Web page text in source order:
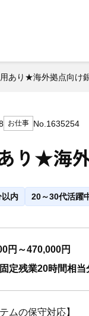
用あり★海外拠点向け
お仕事 No.1635254
り★海
以内 20～30代活躍
円～470,000円
残業20時間相当
ムの保守対応】